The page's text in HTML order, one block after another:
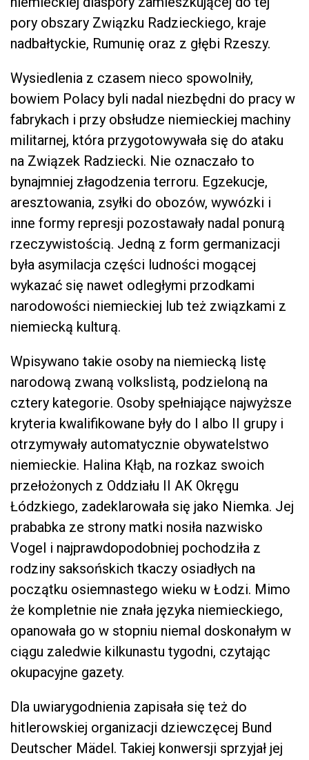
pory obszary Związku Radzieckiego, kraje
nadbałtyckie, Rumunię oraz z głębi Rzeszy.
Wysiedlenia z czasem nieco spowolniły,
bowiem Polacy byli nadal niezbędni do pracy w
fabrykach i przy obsłudze niemieckiej machiny
militarnej, która przygotowywała się do ataku
na Związek Radziecki. Nie oznaczało to
bynajmniej złagodzenia terroru. Egzekucje,
aresztowania, zsyłki do obozów, wywózki i
inne formy represji pozostawały nadal ponurą
rzeczywistością. Jedną z form germanizacji
była asymilacja części ludności mogącej
wykazać się nawet odległymi przodkami
narodowości niemieckiej lub też związkami z
niemiecką kulturą.
Wpisywano takie osoby na niemiecką listę
narodową zwaną volkslistą, podzieloną na
cztery kategorie. Osoby spełniające najwyższe
kryteria kwalifikowane były do I albo II grupy i
otrzymywały automatycznie obywatelstwo
niemieckie. Halina Kłąb, na rozkaz swoich
przełożonych z Oddziału II AK Okręgu
Łódzkiego, zadeklarowała się jako Niemka. Jej
prababka ze strony matki nosiła nazwisko
Vogel i najprawdopodobniej pochodziła z
rodziny saksońskich tkaczy osiadłych na
początku osiemnastego wieku w Łodzi. Mimo
że kompletnie nie znała języka niemieckiego,
opanowała go w stopniu niemal doskonałym w
ciągu zaledwie kilkunastu tygodni, czytając
okupacyjne gazety.
Dla uwiarygodnienia zapisała się też do
hitlerowskiej organizacji dziewczęcej Bund
Deutscher Mädel. Takiej konwersji sprzyjał jej